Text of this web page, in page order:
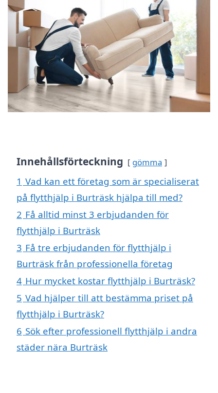
Innehållsförteckning gömma
1 Vad kan ett företag som är specialiserat
på flytthjälp i Burträsk hjälpa till med?
2 Få alltid minst 3 erbjudanden för
flytthjälp i Burträsk
3 Få tre erbjudanden för flytthjälp i
Burträsk från professionella företag
4 Hur mycket kostar flytthjälp i Burträsk?
5 Vad hjälper till att bestämma priset på
flytthjälp i Burträsk?
6 Sök efter professionell flytthjälp i andra
städer nära Burträsk